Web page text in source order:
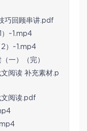
巧回顾串讲.pdf
）~1.mp4
）~1.mp4
一）（完）
阅读 补充素材.p
文阅读.pdf